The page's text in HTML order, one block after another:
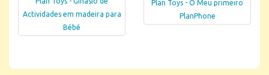
Actividades em madeira para
Bébé
Plan Toys - O Meu primeiro
PlanPhone